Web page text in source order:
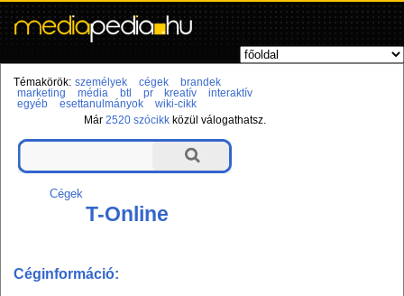
Témakörök: személyek cégek
brandek
marketing
média btl pr kreatív
interaktív
egyéb
esettanulmányok
wiki-cikk
Már2520 szócikk közül válogathatsz.
Cégek
T-Online
Céginformáció: